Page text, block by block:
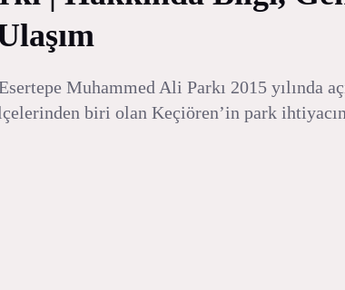
Muhammed Ali Parkı 2015 yılında
biri olan Keçiören’in park